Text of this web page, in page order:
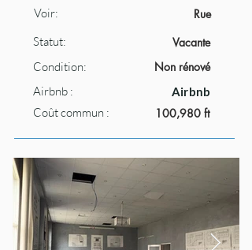
Voir:
Rue
Statut:
Vacante
Condition:
Non rénové
Airbnb :
Airbnb
Coût commun : 100,980 ft